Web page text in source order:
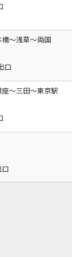
～浅草～両国
口
～三田～東京駅